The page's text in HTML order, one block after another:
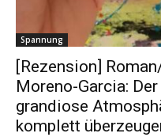
Spannung
[Rezension]
Moreno-Garcia:
grandiose
komplett